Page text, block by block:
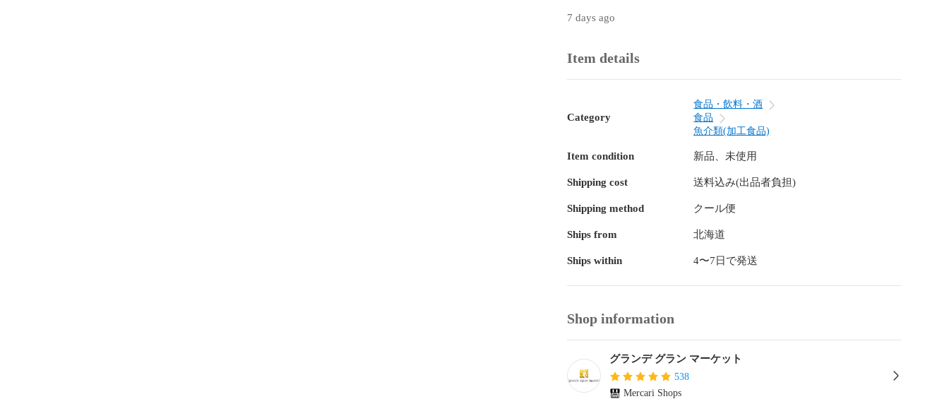
厚みがあり、甘口で美味しい。
百貨店食品売り場でも人気商品です。
＃北海道＃鮭＃紅鮭＃ハラス＃カマ＃切り身＃紅鮭切り身＃サーモン
＃サーモン丼＃鮭トロ＃極上＃贈り物におすすめ#鮭づくし#おにぎり
#おにぎり具材#お取り寄せグルメ#おうちごはん#弁当おかず
#べにしゃけ#お弁当#おかず#ごはんにあう#鮭づくし#鮭好き
いいね＆フォロー宜しくお願いします。
ーーーーーーーーーーーーーーーーーー
考欄へご希望内容をご記載ください。
7 days ago
Item details
Category
食品・飲料・酒
食品
魚介類(加工食品)
Item condition 新品、未使用
Shipping cost 送料込み(出品者負担)
Shipping method クール便
Ships from 北海道
Ships within 4〜7日で発送
Shop information
グランデ グラン マーケット
538
Mercari Shops